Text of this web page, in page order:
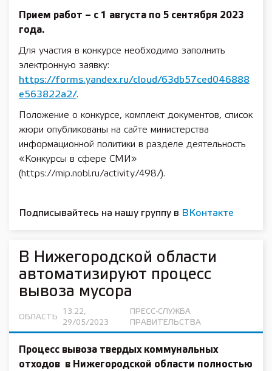
Прием работ – с 1 августа по 5 сентября 2023
года.
Для участия в конкурсе необходимо заполнить
электронную заявку:
https://forms.yandex.ru/cloud/63db57ced046888
e563822a2/.
Положение о конкурсе, комплект документов, список
жюри опубликованы на сайте министерства
информационной политики в разделе деятельность
«Конкурсы в сфере СМИ»
(https://mip.nobl.ru/activity/498/).
Подписывайтесь на нашу группу в ВКонтакте
В Нижегородской области
автоматизируют процесс
вывоза мусора
ОБЛАСТЬ
13:22,
29/05/2023
ПРЕСС-СЛУЖБА
ПРАВИТЕЛЬСТВА
Процесс вывоза твердых коммунальных
отходов в Нижегородской области полностью